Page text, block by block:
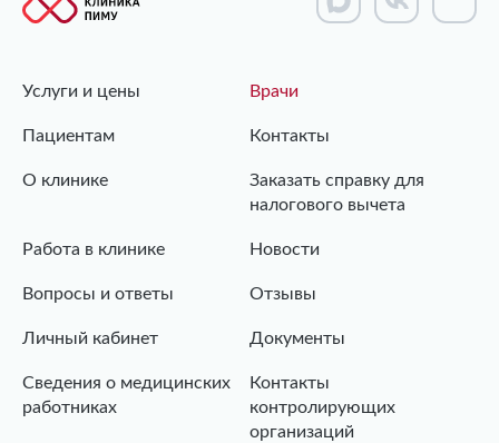
Услуги и цены Врачи
Пациентам Контакты
О клинике
Заказать справку для
налогового вычета
Работа в клинике Новости
Вопросы и ответы Отзывы
Личный кабинет Документы
Сведения о медицинских
работниках
Контакты
контролирующих
организаций